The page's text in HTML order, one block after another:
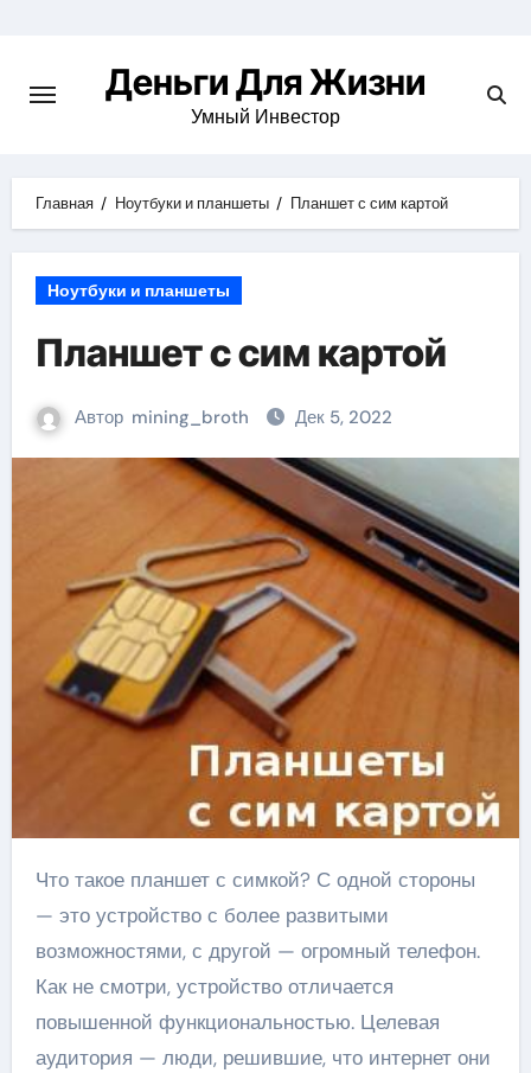
содержимомуДеньги Для Жизни
Умный Инвестор
Главная Ноутбуки и планшеты Планшет с сим картой
Ноутбуки и планшеты
Планшет с сим картой
Автор mining_broth Дек 5, 2022
Что такое планшет с симкой? С одной стороны
— это устройство с более развитыми
возможностями, с другой — огромный телефон.
Как не смотри, устройство отличается
повышенной функциональностью. Целевая
аудитория — люди, решившие, что интернет они